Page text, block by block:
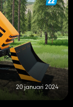
20 januari 2024